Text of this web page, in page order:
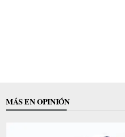
MÁS EN OPINIÓN